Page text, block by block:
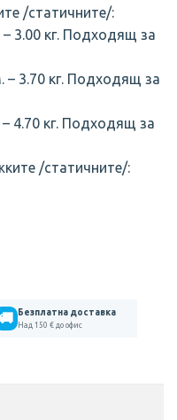
/статичните/:
– 3.00 кг. Подходящ за
– 3.70 кг. Подходящ за
4.70 кг. Подходящ за
/статичните/:
🚚 Безплатна доставка
Над 150 € до офис